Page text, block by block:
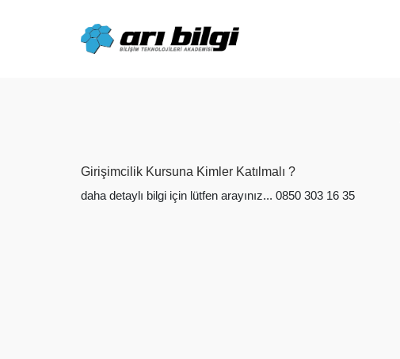
Girişimcilik Kursuna Kimler Katılmalı ?
daha detaylı bilgi için lütfen arayınız... 0850 303 16 35